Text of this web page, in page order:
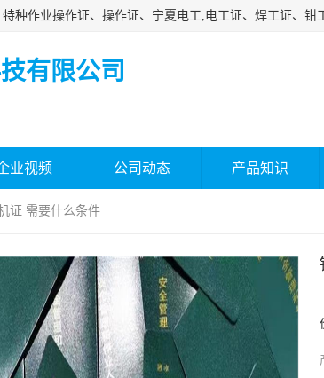
有限公司
业视频 公司动态 产品知识
证 需要什么条件